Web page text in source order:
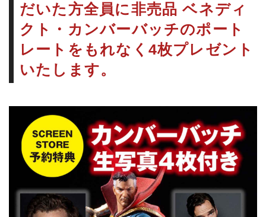
だいた方全員に非売品 ベネディ
クト・カンバーバッチのポート
レートをもれなく4枚プレゼント
いたします。